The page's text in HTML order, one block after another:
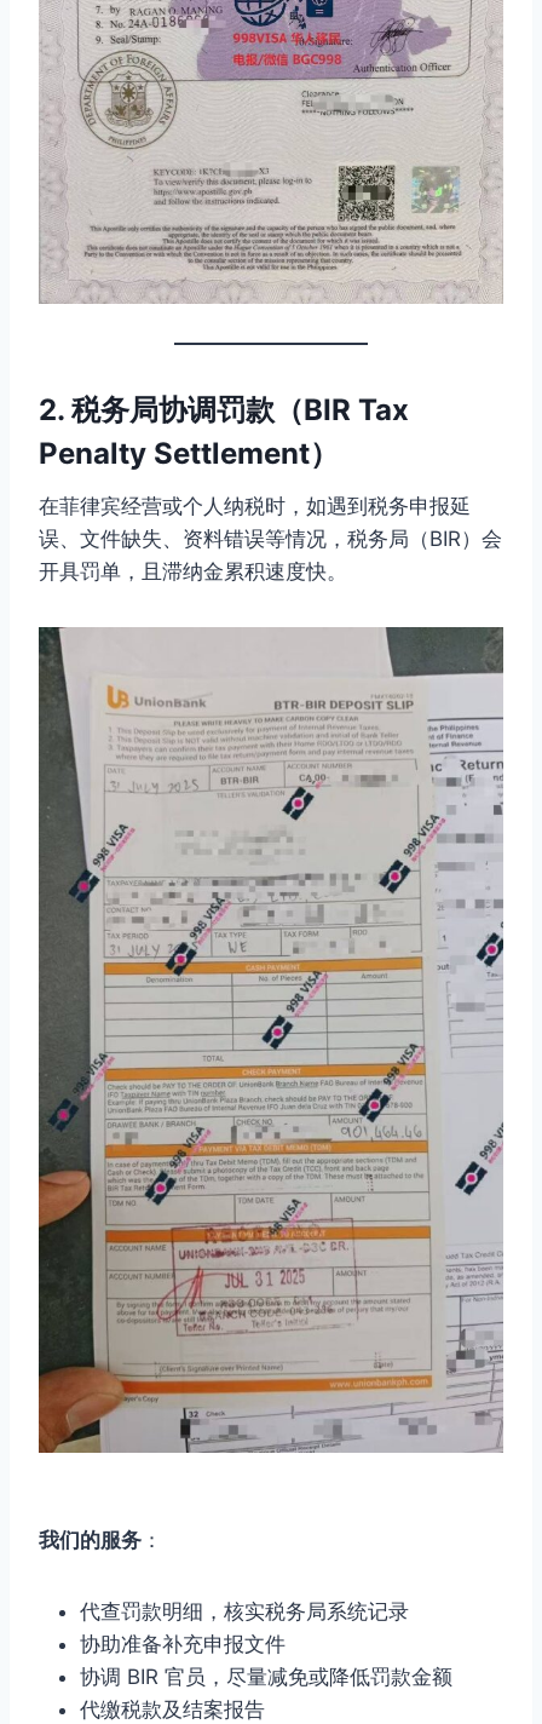
2. 税务局协调罚款（BIR Tax
Penalty Settlement）
在菲律宾经营或个人纳税时，如遇到税务申报延
误、文件缺失、资料错误等情况，税务局（BIR）会
开具罚单，且滞纳金累积速度快。
我们的服务 ：
代查罚款明细，核实税务局系统记录
协助准备补充申报文件
协调 BIR 官员，尽量减免或降低罚款金额
代缴税款及结案报告